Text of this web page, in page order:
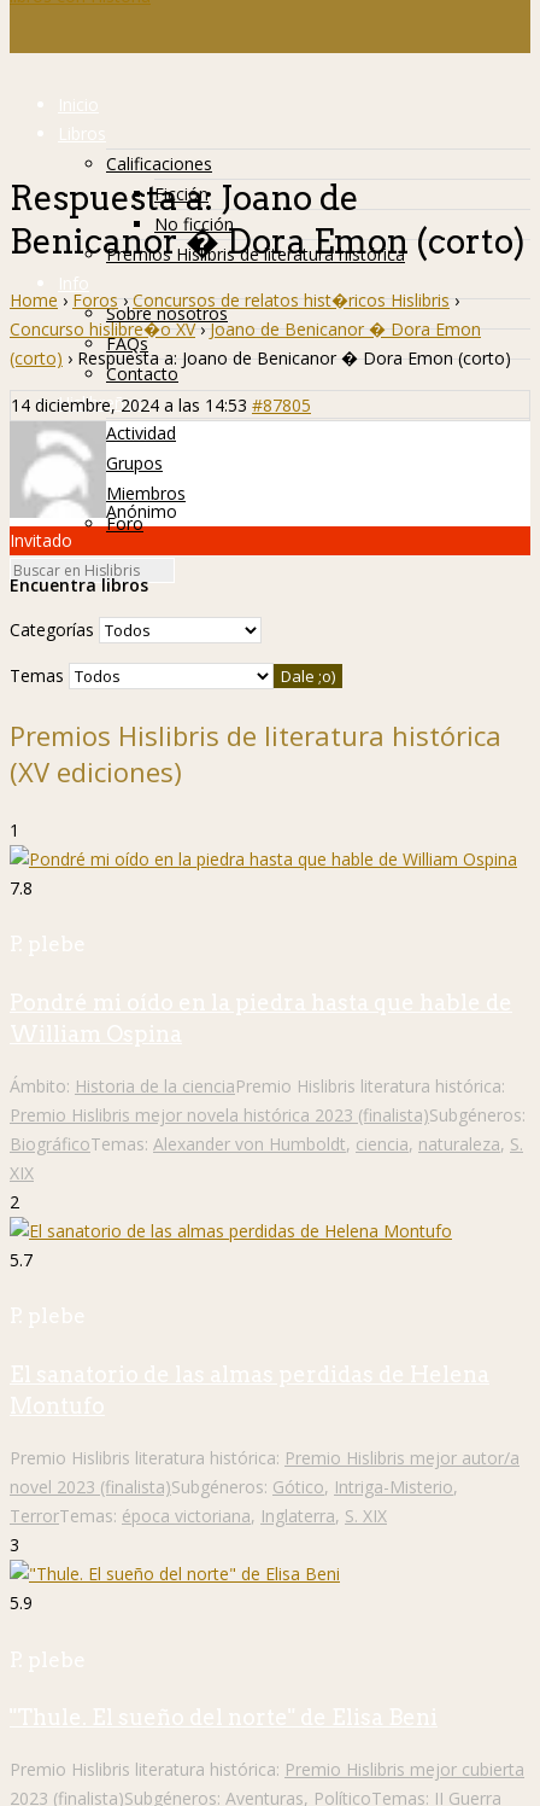
Inicio
Libros
Calificaciones
Ficción
No ficción
Premios Hislibris de literatura histórica
Info
Sobre nosotros
FAQs
Contacto
Hislibreños
Actividad
Grupos
Miembros
Foro
Respuesta a: Joano de
Benicanor � Dora Emon (corto)
Home › Foros › Concursos de relatos hist�ricos Hislibris ›
Concurso hislibre�o XV › Joano de Benicanor � Dora Emon
(corto) › Respuesta a: Joano de Benicanor � Dora Emon (corto)
14 diciembre, 2024 a las 14:53 #87805
Anónimo
Invitado
Encuentra libros
Categorías
Temas
Premios Hislibris de literatura histórica
(XV ediciones)
1
7.8
P. plebe
Pondré mi oído en la piedra hasta que hable de
William Ospina
Ámbito: Historia de la cienciaPremio Hislibris literatura histórica:
Premio Hislibris mejor novela histórica 2023 (finalista)Subgéneros:
BiográficoTemas: Alexander von Humboldt, ciencia, naturaleza, S.
XIX
2
5.7
P. plebe
El sanatorio de las almas perdidas de Helena
Montufo
Premio Hislibris literatura histórica: Premio Hislibris mejor autor/a
novel 2023 (finalista)Subgéneros: Gótico, Intriga-Misterio,
TerrorTemas: época victoriana, Inglaterra, S. XIX
3
5.9
P. plebe
"Thule. El sueño del norte" de Elisa Beni
Premio Hislibris literatura histórica: Premio Hislibris mejor cubierta
2023 (finalista)Subgéneros: Aventuras, PolíticoTemas: II Guerra